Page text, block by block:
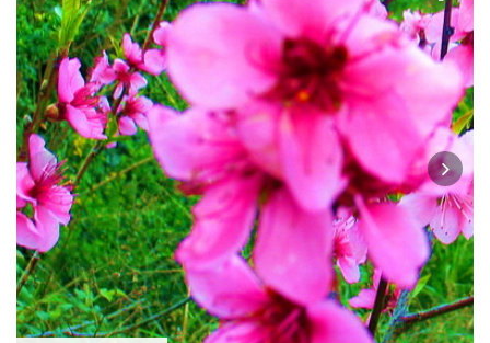
IT
ES
RU
CN